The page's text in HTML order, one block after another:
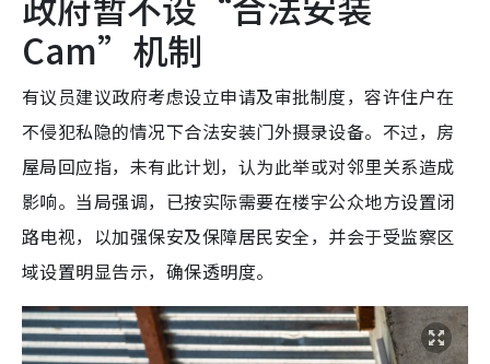
Cam”机制
有议员建议政府考虑设立申请及审批制度，容许住户在
不侵犯私隐的情况下合法安装门外摄录设备。不过，房
屋局回应指，未有此计划，认为此举或对邻里关系造成
影响。当局强调，已按实际需要在楼宇公众地方设置闭
路电视，以加强保安及保障居民安全，并会于受监察区
域设置明显告示，确保透明度。